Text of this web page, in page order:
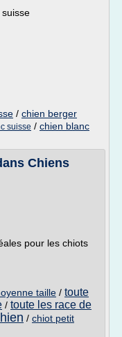
/ chien berger
suisse / chien blanc
Chiens
pour les chiots
taille / toute
/ toute les race de
/ chiot petit